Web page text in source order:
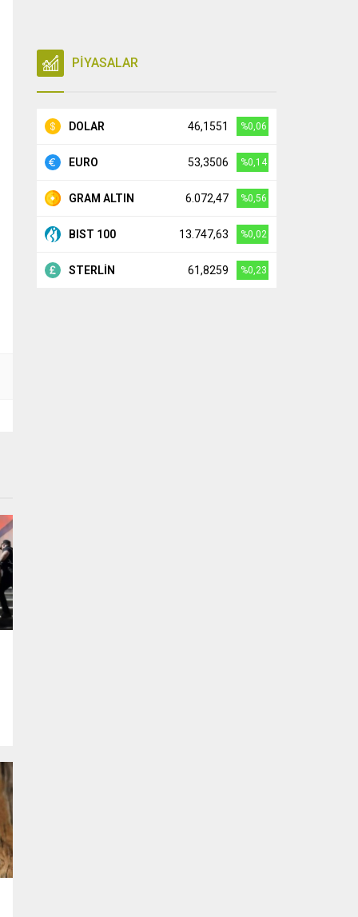
PİYASALAR
DOLAR 46,1551 %0,06
EURO 53,3506 %0,14
GRAM ALTIN 6.072,47 %0,56
BIST 100 13.747,63 %0,02
STERLİN 61,8259 %0,23